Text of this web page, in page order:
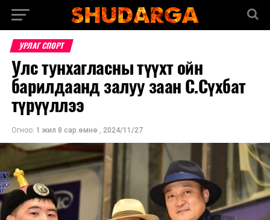
УРЛАГ СПОРТ
Улс тунхагласны түүхт ойн
барилдаанд залуу заан С.Сүхбат
түрүүллээ
Огноо: 1 жил 8 сар.өмнө , 2024/11/27